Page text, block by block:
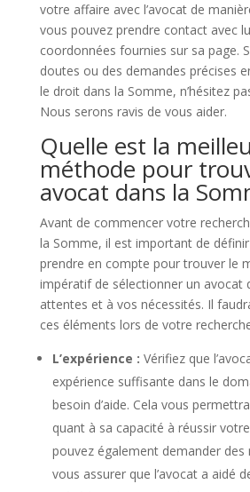
votre affaire avec l’avocat de
vous pouvez prendre contact avec
coordonnées fournies sur sa page.
doutes ou des demandes précises
le droit dans la Somme, n’hésitez
Nous serons ravis de vous aider.
Quelle est la
méthode pour
avocat dans la
Avant de commencer votre
la Somme, il est important de
prendre en compte pour trouver le
impératif de sélectionner un avocat
attentes et à vos nécessités. Il
ces éléments lors de votre
L’expérience : Vérifiez que
expérience suffisante dans le
besoin d’aide. Cela vous
quant à sa capacité à réussir
pouvez également demander des
vous assurer que l’avocat a aidé